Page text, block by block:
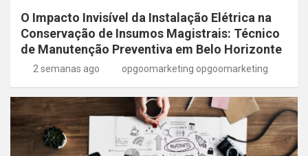
O Impacto Invisível da Instalação Elétrica na
Conservação de Insumos Magistrais: Técnico
de Manutenção Preventiva em Belo Horizonte
2 semanas ago opgoomarketing opgoomarketing